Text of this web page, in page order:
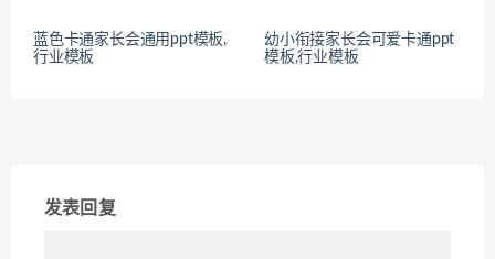
蓝色卡通家长会通用ppt模板,
行业模板
幼小衔接家长会可爱卡通ppt
模板,行业模板
发表回复